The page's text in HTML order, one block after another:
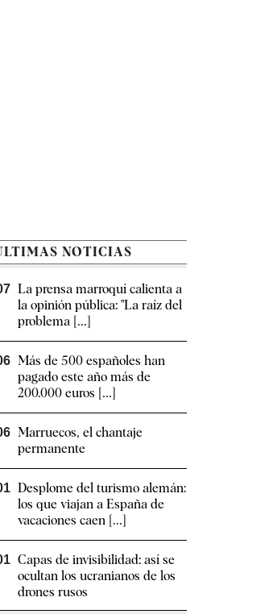
NOTICIAS
La prensa marroquí calienta a
la opinión pública: "La raíz del
problema [...]
Más de 500 españoles han
pagado este año más de
200.000 euros [...]
Marruecos, el chantaje
permanente
Desplome del turismo alemán:
los que viajan a España de
vacaciones caen [...]
Capas de invisibilidad: así se
ocultan los ucranianos de los
drones rusos